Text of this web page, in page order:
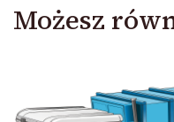
Możesz